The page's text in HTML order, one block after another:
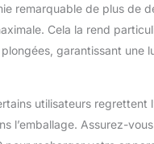
remarquable de plus de
Cela la rend
garantissant une
utilisateurs regrettent
l’emballage. Assurez-